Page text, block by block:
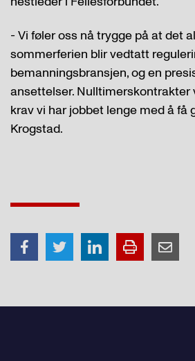
- Vi føler oss nå trygge på at det
sommerferien blir vedtatt
bemanningsbransjen, og en
ansettelser. Nulltimerskontrakter
krav vi har jobbet lenge med å få
Krogstad.